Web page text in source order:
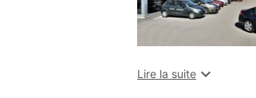
Lire la suite 